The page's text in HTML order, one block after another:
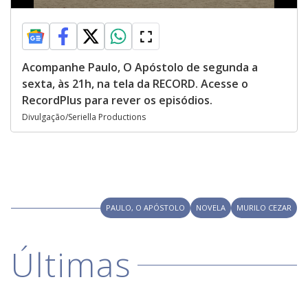
Acompanhe Paulo, O Apóstolo de segunda a
sexta, às 21h, na tela da RECORD. Acesse o
RecordPlus para rever os episódios.
Divulgação/Seriella Productions
PAULO, O APÓSTOLO NOVELA MURILO CEZAR
Últimas